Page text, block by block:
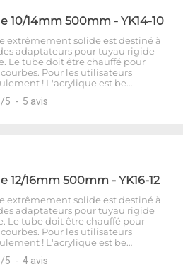
10/14mm 500mm - YK14-10
extrêmement solide est destiné à
adaptateurs pour tuyau rigide
Le tube doit être chauffé pour
Pour les utilisateurs
! L'acrylique est be…
/5 - 5 avis
12/16mm 500mm - YK16-12
extrêmement solide est destiné à
adaptateurs pour tuyau rigide
Le tube doit être chauffé pour
Pour les utilisateurs
! L'acrylique est be…
/5 - 4 avis